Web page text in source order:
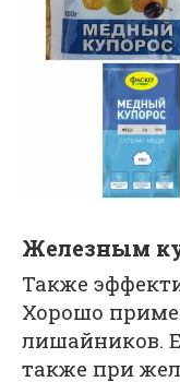
Железным
Также
Хорошо
лишайников.
также при